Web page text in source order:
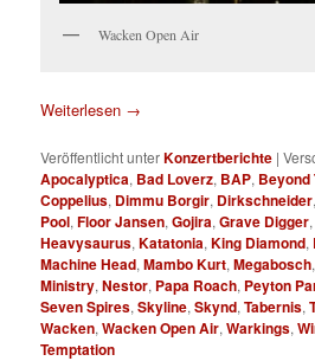
Wacken Open Air
Weiterlesen →
Veröffentlicht unterKonzertberichte |
Apocalyptica, Bad Loverz, BAP, Beyond
Coppelius, Dimmu Borgir, Dirkschneider,
Pool,Floor Jansen,Gojira,Grave Digger
Heavysaurus,Katatonia,King Diamond,
Machine Head,Mambo Kurt,Megabosch
Ministry,Nestor, Papa Roach, Peyton
Seven Spires,Skyline,Skynd,Tabernis,
Wacken,Wacken Open Air,Warkings,
Temptation